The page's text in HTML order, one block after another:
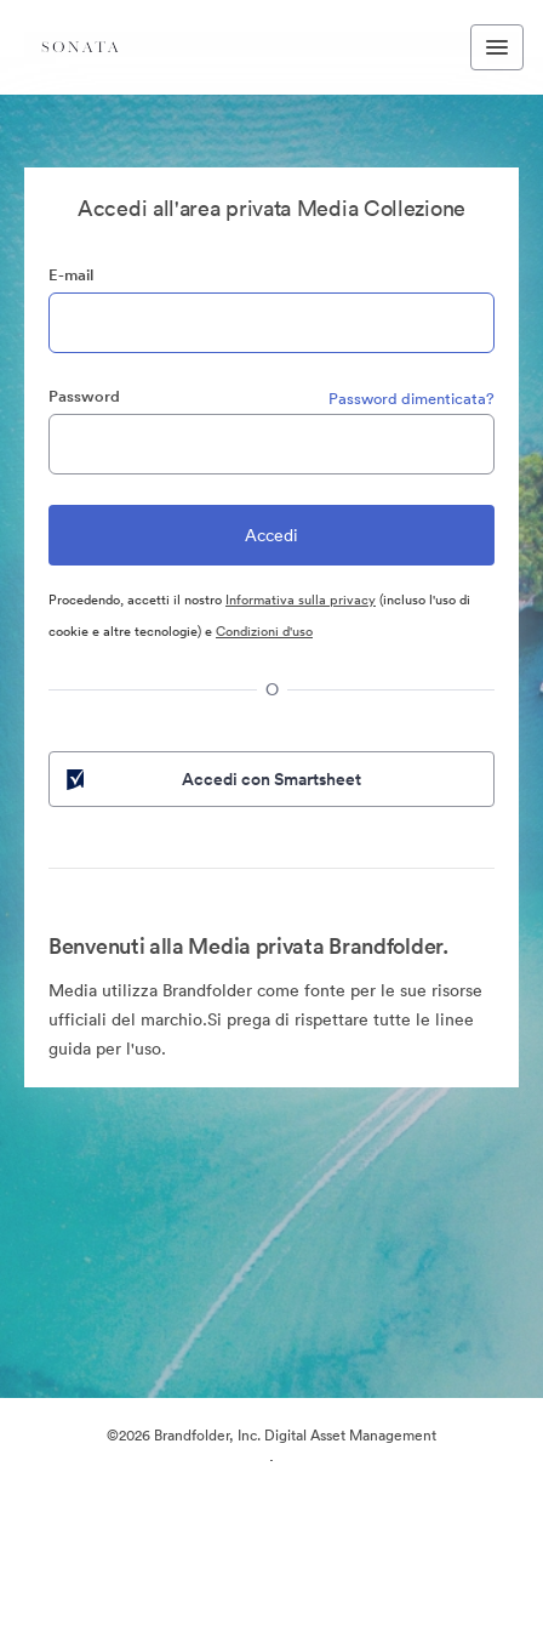
Accedi all'area privata Media Collezione
E-mail
Password Password dimenticata?
Procedendo, accetti il nostro Informativa sulla privacy(incluso l'uso di
cookie e altre tecnologie) eCondizioni d'uso
O
Accedi con Smartsheet
Benvenuti alla Media privata Brandfolder.
Media utilizza Brandfolder come fonte per le sue risorse
ufficiali del marchio.Si prega di rispettare tutte le linee
guida per l'uso.
©2026 Brandfolder, Inc. Digital Asset Management
·